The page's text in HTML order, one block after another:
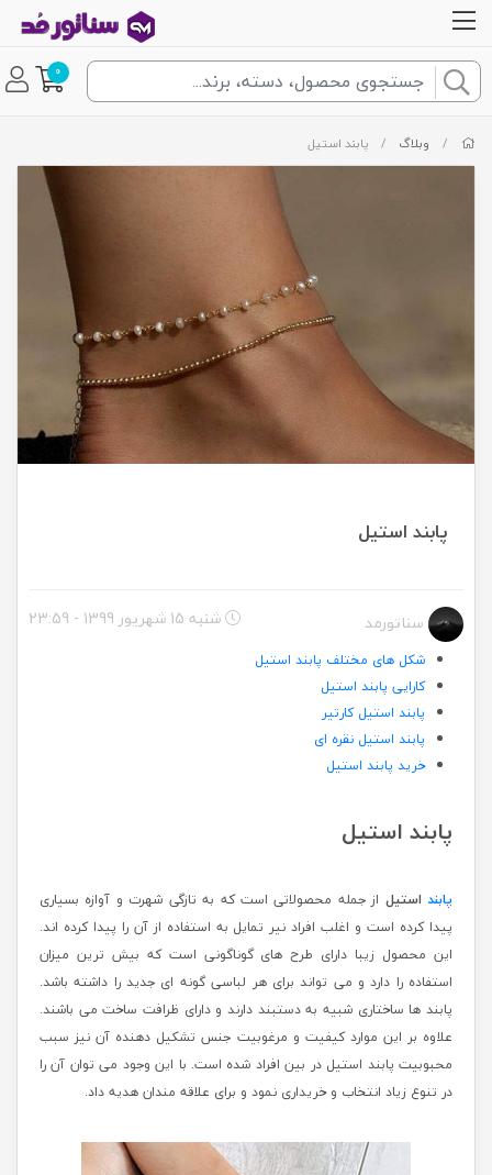
0
/ وبلاگ / پابند استیل
پابند استیل
سناتورمد شنبه 15 شهریور 1399 - 23:59
شکل های مختلف پابند استیل
کارایی پابند استیل
پابند استیل کارتیر
پابند استیل نقره ای
خرید پابند استیل
پابند استیل
پابنداستیل از جمله محصولاتی است که به تازگی شهرت و آوازه بسیاری
پیدا کرده است و اغلب افراد نیر تمایل به استفاده از آن را پیدا کرده اند.
این محصول زیبا دارای طرح های گوناگونی است که بیش ترین میزان
استفاده را دارد و می تواند برای هر لباسی گونه ای جدید را داشته باشد.
پابند ها ساختاری شبیه به دستبند دارند و دارای ظرافت ساخت می باشند.
علاوه بر این موارد کیفیت و مرغوبیت جنس تشکیل دهنده آن نیز سبب
محبوبیت پابند استیل در بین افراد شده است. با این وجود می توان آن را
در تنوع زیاد انتخاب و خریداری نمود و برای علاقه مندان هدیه داد.